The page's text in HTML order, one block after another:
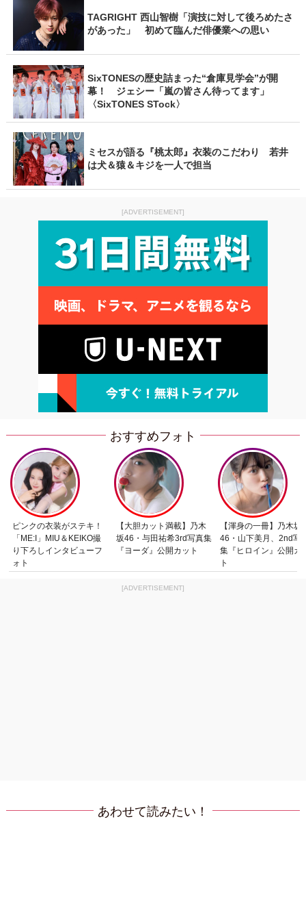
TAGRIGHT 西山智樹「演技に対して後ろめたさ
があった」 初めて臨んだ俳優業への思い
SixTONESの歴史詰まった“倉庫見学会”が開
幕！ ジェシー「嵐の皆さん待ってます」
〈SixTONES STock〉
ミセスが語る『桃太郎』衣装のこだわり 若井
は犬＆猿＆キジを一人で担当
[ADVERTISEMENT]
おすすめフォト
ピンクの衣装がステキ！
「ME:I」MIU＆KEIKO撮
り下ろしインタビューフ
ォト
【大胆カット満載】乃木
坂46・与田祐希3rd写真集
『ヨーダ』公開カット
【渾身の一冊】乃木坂
46・山下美月、2nd写
集『ヒロイン』公開カ
ト
[ADVERTISEMENT]
あわせて読みたい！